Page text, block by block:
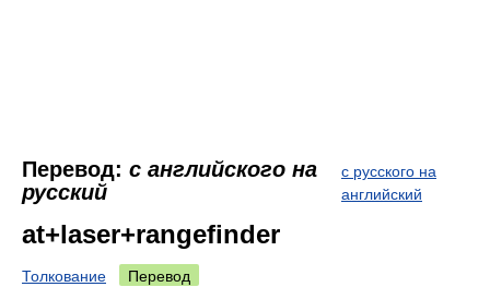
Перевод: с английского на
русский
с русского на
английский
at+laser+rangefinder
Толкование Перевод